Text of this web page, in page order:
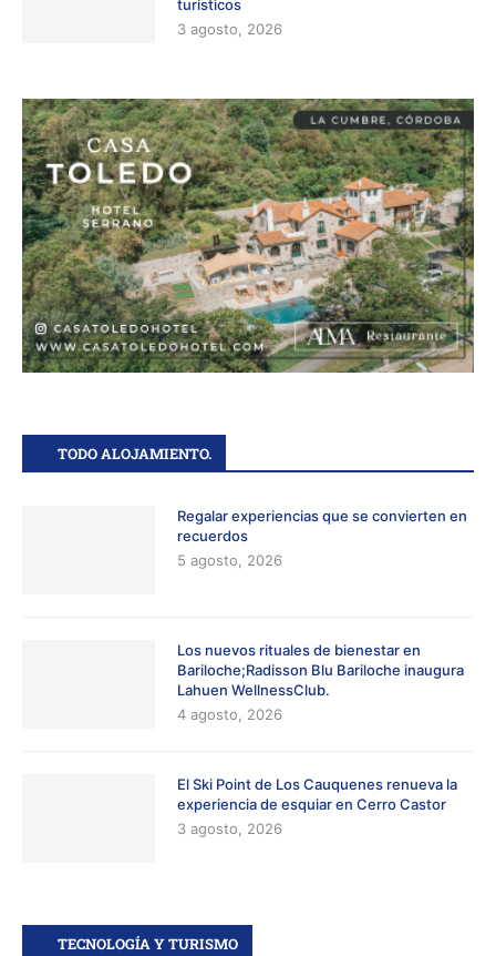
turísticos
3 agosto, 2026
TODO ALOJAMIENTO.
Regalar experiencias que se convierten en
recuerdos
5 agosto, 2026
Los nuevos rituales de bienestar en
Bariloche;Radisson Blu Bariloche inaugura
Lahuen WellnessClub.
4 agosto, 2026
El Ski Point de Los Cauquenes renueva la
experiencia de esquiar en Cerro Castor
3 agosto, 2026
TECNOLOGÍA Y TURISMO